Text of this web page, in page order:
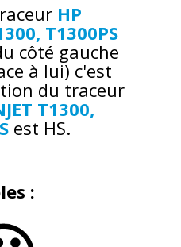
HP
T1300PS
côté gauche
à lui) c'est
du traceur
T1300,
est HS.
: